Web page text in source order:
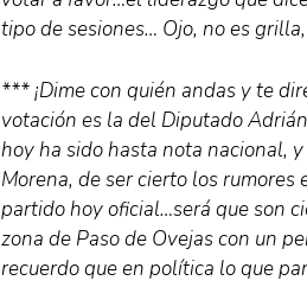
tipo de sesiones… Ojo, no es
*** ¡Dime con quién andas y te
votación es la del Diputado
hoy ha sido hasta nota nacional,
Morena, de ser cierto los
partido hoy oficial…será que son
zona de Paso de Ovejas con un
recuerdo que en política lo que